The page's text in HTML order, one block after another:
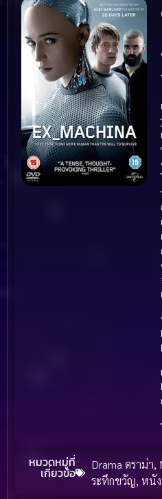
หมวดหมู่ที่
เกี่ยวข้อ
Drama ดราม่า,
ระทึกขวัญ, หนัง